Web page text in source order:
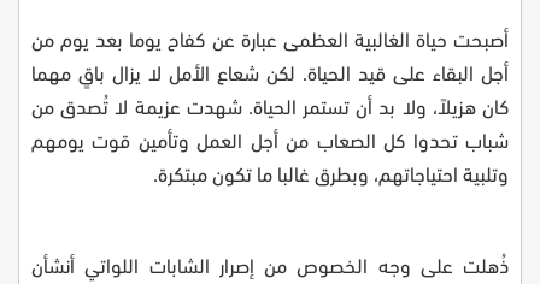
أصبحت حياة الغالبية العظمى عبارة عن كفاح يوما بعد يوم من
أجل البقاء على قيد الحياة. لكن شعاع الأمل لا يزال باقٍ مهما
كان هزيلاً، ولا بد أن تستمر الحياة. شهدت عزيمة لا تُصدق من
شباب تحدوا كل الصعاب من أجل العمل وتأمين قوت يومهم
وتلبية احتياجاتهم، وبطرق غالبا ما تكون مبتكرة.
ذُهلت على وجه الخصوص من إصرار الشابات اللواتي أنشأن